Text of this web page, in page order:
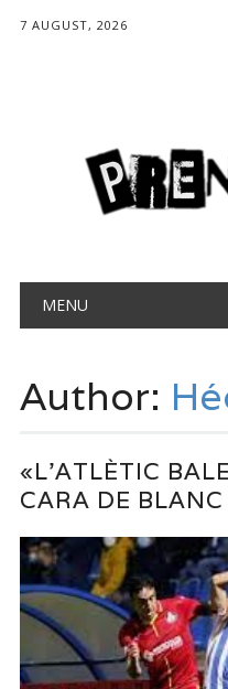
7 AUGUST, 2026
Main menu
MENU
Author:
«L’ATLÈTIC
CARA DE